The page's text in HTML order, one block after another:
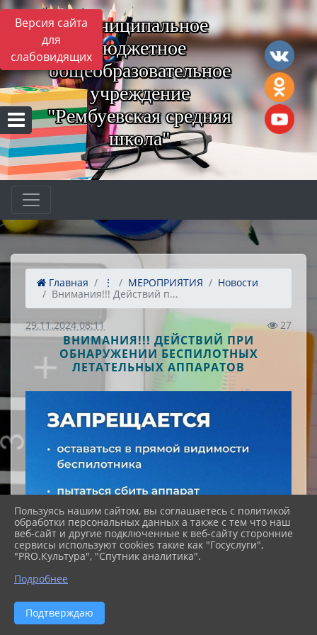
Версия сайта
для
слабовидящих
Муниципальное
бюджетное
общеобразовательное
учреждение
"Рембуевская средняя
школа"
Главная ⋮ МЕРОПРИЯТИЯ
Новости
Внимания!!! Действий п...
29.11.2024 08:11 27
ВНИМАНИЯ!!! ДЕЙСТВИЙ ПРИ
ОБНАРУЖЕНИИ БЕСПИЛОТНЫХ
ЛЕТАТЕЛЬНЫХ АППАРАТОВ
Пользуясь нашим сайтом, вы соглашаетесь с политикой
обработки персональных данных а также с тем что наш
веб-сайт и другие подключенные к веб-сайту сторонние
сервисы используют cookies такие как "Госуслуги",
"PRO.Культура", "Спутник аналитика".
Подробнее
Подтверждаю